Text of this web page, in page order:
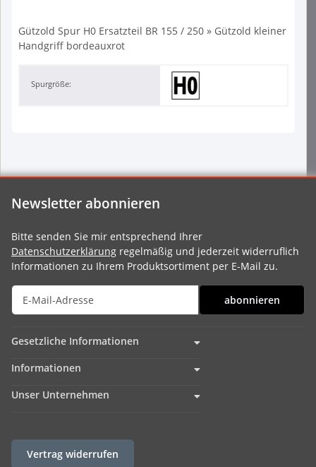
Gützold Spur H0 Ersatzteil BR 155 / 250 » Gützold kleiner
Handgriff bordeauxrot
Spurgröße:
Newsletter abonnieren
Bitte senden Sie mir entsprechend Ihrer
Datenschutzerklärung regelmäßig und jederzeit widerruflich
Informationen zu Ihrem Produktsortiment per E-Mail zu.
abonnieren
Gesetzliche Informationen
Informationen
Unser Unternehmen
Vertrag widerrufen